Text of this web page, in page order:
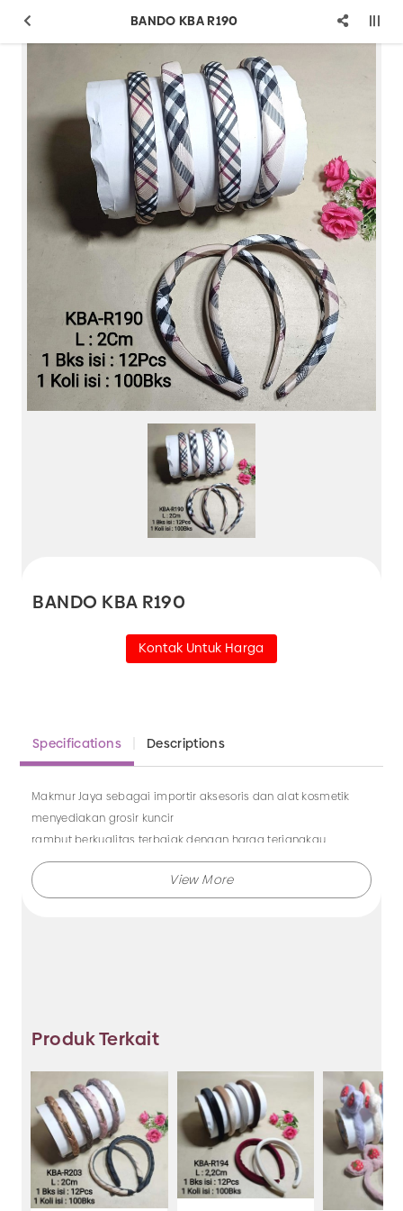
BANDO KBA R190
BANDO KBA R190
Kontak Untuk Harga
Specifications Descriptions
Makmur Jaya sebagai importir aksesoris dan alat kosmetik
menyediakan grosir kuncir
rambut berkualitas terbaiak dengan harga terjangkau.
Tersedia juga aksesoris jilbab, kuas eyeshadow,
aksesoris rambut anak dan masih banyak lagi.
Produk Terkait